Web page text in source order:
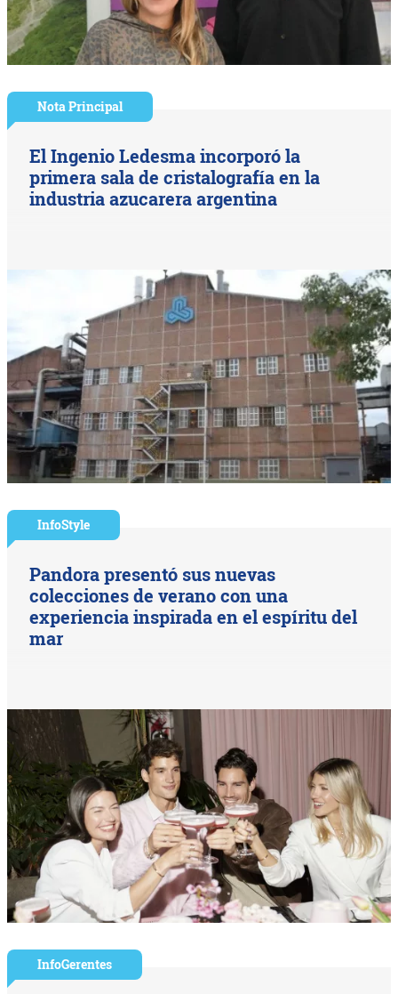
Nota Principal
El Ingenio Ledesma incorporó la
primera sala de cristalografía en la
industria azucarera argentina
InfoStyle
Pandora presentó sus nuevas
colecciones de verano con una
experiencia inspirada en el espíritu del
mar
InfoGerentes